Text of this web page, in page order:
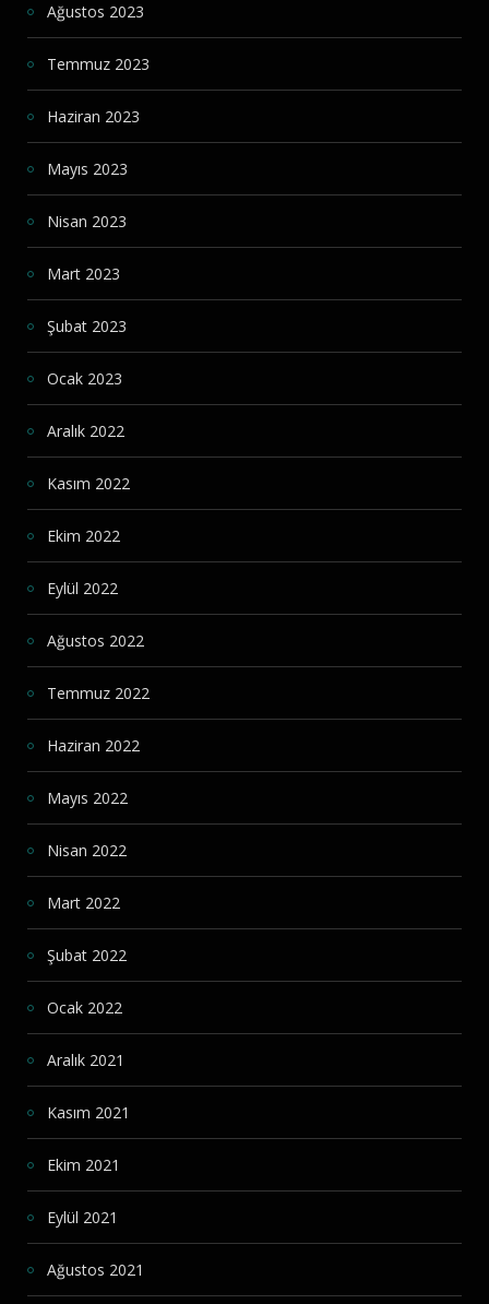
Ağustos 2023
Temmuz 2023
Haziran 2023
Mayıs 2023
Nisan 2023
Mart 2023
Şubat 2023
Ocak 2023
Aralık 2022
Kasım 2022
Ekim 2022
Eylül 2022
Ağustos 2022
Temmuz 2022
Haziran 2022
Mayıs 2022
Nisan 2022
Mart 2022
Şubat 2022
Ocak 2022
Aralık 2021
Kasım 2021
Ekim 2021
Eylül 2021
Ağustos 2021